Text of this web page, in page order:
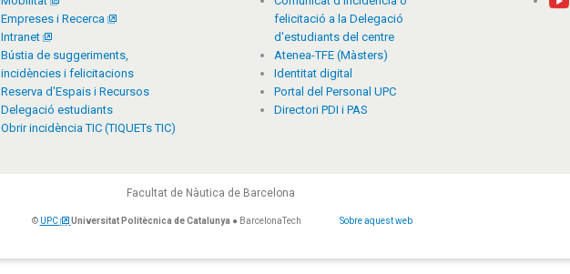
Empreses i Recerca
Intranet
Bústia de suggeriments,
incidències i felicitacions
Reserva d'Espais i Recursos
Delegació estudiants
Obrir incidència TIC (TIQUETs TIC)
felicitació a la Delegació
d'estudiants del centre
Atenea-TFE (Màsters)
Identitat digital
Portal del Personal UPC
Directori PDI i PAS
Facultat de Nàutica de Barcelona
© UPC Universitat Politècnica de Catalunya ● BarcelonaTech Sobre aquest web